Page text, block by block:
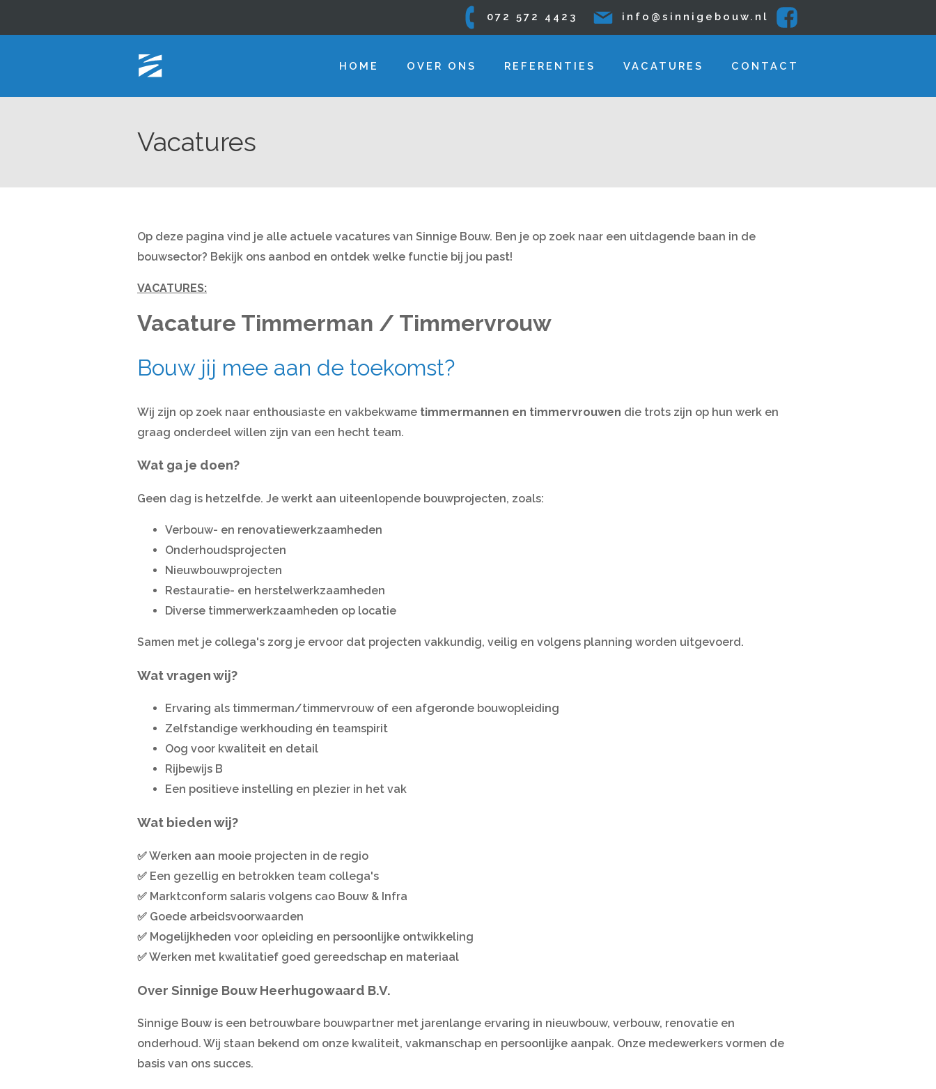
072 572 4423 info@sinnigebouw.nl
HOME OVER ONS REFERENTIES VACATURES CONTACT
Vacatures
Op deze pagina vind je alle actuele vacatures van Sinnige Bouw. Ben je op zoek naar een uitdagende baan in de
bouwsector? Bekijk ons aanbod en ontdek welke functie bij jou past!
VACATURES:
Vacature Timmerman / Timmervrouw
Bouw jij mee aan de toekomst?
Wij zijn op zoek naar enthousiaste en vakbekwame timmermannen en timmervrouwen die trots zijn op hun werk en
graag onderdeel willen zijn van een hecht team.
Wat ga je doen?
Geen dag is hetzelfde. Je werkt aan uiteenlopende bouwprojecten, zoals:
Verbouw- en renovatiewerkzaamheden
Onderhoudsprojecten
Nieuwbouwprojecten
Restauratie- en herstelwerkzaamheden
Diverse timmerwerkzaamheden op locatie
Samen met je collega's zorg je ervoor dat projecten vakkundig, veilig en volgens planning worden uitgevoerd.
Wat vragen wij?
Ervaring als timmerman/timmervrouw of een afgeronde bouwopleiding
Zelfstandige werkhouding én teamspirit
Oog voor kwaliteit en detail
Rijbewijs B
Een positieve instelling en plezier in het vak
Wat bieden wij?
✅ Werken aan mooie projecten in de regio
✅ Een gezellig en betrokken team collega's
✅ Marktconform salaris volgens cao Bouw & Infra
✅ Goede arbeidsvoorwaarden
✅ Mogelijkheden voor opleiding en persoonlijke ontwikkeling
✅ Werken met kwalitatief goed gereedschap en materiaal
Over Sinnige Bouw Heerhugowaard B.V.
Sinnige Bouw is een betrouwbare bouwpartner met jarenlange ervaring in nieuwbouw, verbouw, renovatie en
onderhoud. Wij staan bekend om onze kwaliteit, vakmanschap en persoonlijke aanpak. Onze medewerkers vormen de
basis van ons succes.